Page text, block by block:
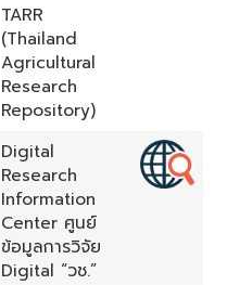
TARR
(Thailand
Agricultural
Research
Repository)
Digital
Research
Information
Center ศูนย์
ข้อมูลการวิจัย
Digital “วช.”